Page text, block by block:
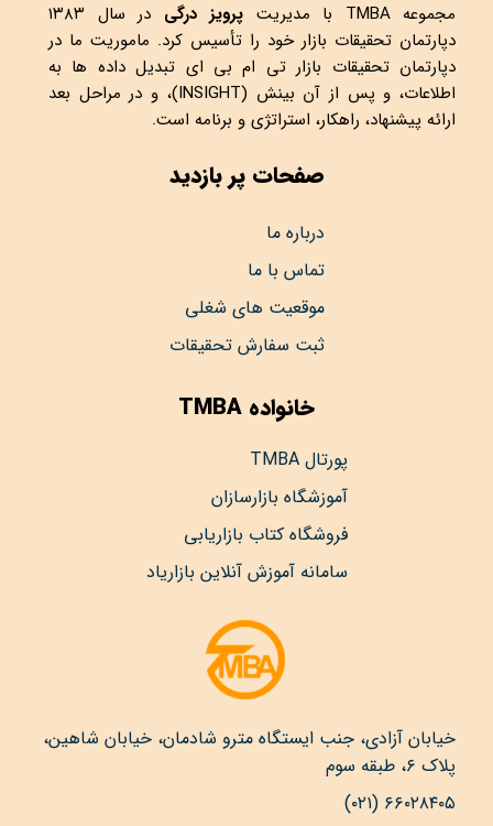
مجموعهTMBA با مدیریت پرویز درگی
در سال ۱۳۸۳
دپارتمان تحقیقات بازار خود را تأسیس کرد. ماموریت ما در
دپارتمان تحقیقات بازار تی ام بی ای تبدیل داده ها به
اطلاعات، و پس از آن بینش (INSIGHT)، و در مراحل بعد
ارائه پیشنهاد، راهکار، استراتژی و برنامه است.
صفحات پر بازدید
درباره ما
تماس با ما
موقعیت های شغلی
ثبت سفارش تحقیقات
خانواده TMBA
پورتال TMBA
آموزشگاه بازارسازان
فروشگاه کتاب بازاریابی
سامانه آموزش آنلاین بازاریاد
خیابان آزادی، جنب ایستگاه مترو شادمان، خیابان شاهین،
پلاک ۶، طبقه سوم
۶۶۰۲۸۴۰۵ (۰۲۱)